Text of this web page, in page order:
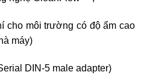
cho môi trường có độ ẩm cao
máy)
DIN-5 male adapter)